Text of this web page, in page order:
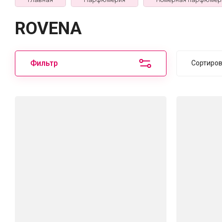
ROVENA
Фильтр